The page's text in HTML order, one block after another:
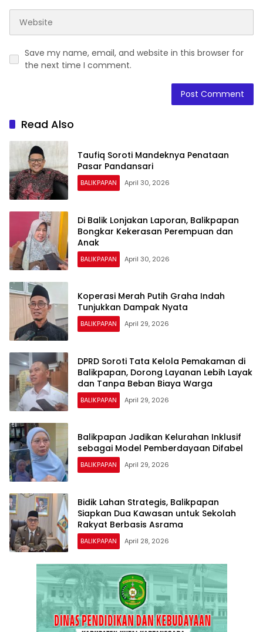
Save my name, email, and website in this browser for
the next time I comment.
Read Also
Taufiq Soroti Mandeknya Penataan
Pasar Pandansari
BALIKPAPAN April 30, 2026
Di Balik Lonjakan Laporan, Balikpapan
Bongkar Kekerasan Perempuan dan
Anak
BALIKPAPAN April 30, 2026
Koperasi Merah Putih Graha Indah
Tunjukkan Dampak Nyata
BALIKPAPAN April 29, 2026
DPRD Soroti Tata Kelola Pemakaman di
Balikpapan, Dorong Layanan Lebih Layak
dan Tanpa Beban Biaya Warga
BALIKPAPAN April 29, 2026
Balikpapan Jadikan Kelurahan Inklusif
sebagai Model Pemberdayaan Difabel
BALIKPAPAN April 29, 2026
Bidik Lahan Strategis, Balikpapan
Siapkan Dua Kawasan untuk Sekolah
Rakyat Berbasis Asrama
BALIKPAPAN April 28, 2026